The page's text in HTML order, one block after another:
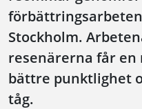
Stockholm.
resenärerna får
bättre punktlighet
tåg.